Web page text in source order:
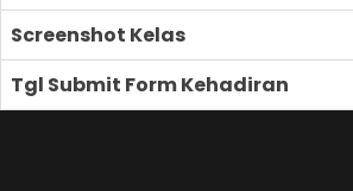
Screenshot Kelas
Tgl Submit Form Kehadiran